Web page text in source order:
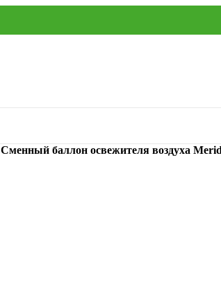
Сменный баллон освежителя воздуха